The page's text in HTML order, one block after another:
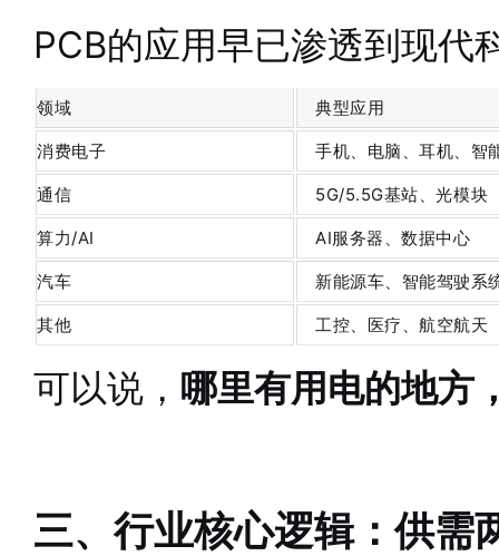
PCB的应用早已渗透到现代
领域 典型应用
消费电子 手机、电脑、耳机、智
通信 5G/5.5G基站、光模块
算力/AI AI服务器、数据中心
汽车 新能源车、智能驾驶系
其他 工控、医疗、航空航天
可以说， 哪里有用电的地方
三、行业核心逻辑：供需